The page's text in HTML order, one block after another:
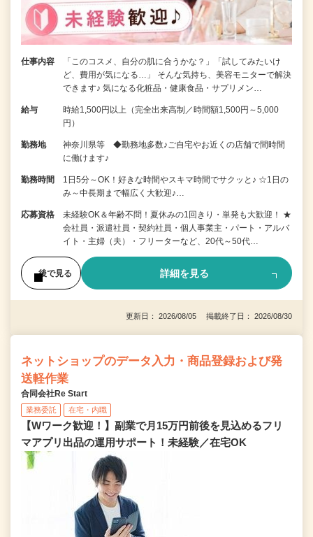
仕事内容
「このコスメ、自分の肌に合うかな？」「試してみたいけ
ど、費用が気になる…」 そんな気持ち、美容モニターで解決
できます♪ 気になる化粧品・健康食品・サプリメン…
給与
時給1,500円以上（完全出来高制／時間額1,500円～5,000
円）
勤務地
神奈川県等 ◆勤務地多数♪ご自宅やお近くの店舗で間時間
に働けます♪
勤務時間
1日5分～OK！好きな時間やスキマ時間でサクッと♪ ☆1日の
み～中長期まで幅広く大歓迎♪…
応募資格
未経験OK＆年齢不問！夏休みの1回きり・単発も大歓迎！ ★
会社員・派遣社員・契約社員・個人事業主・パート・アルバ
イト・主婦（夫）・フリーターなど、20代～50代…
後で見る 詳細を見る
更新日： 2026/08/05 掲載終了日： 2026/08/30
ネットショップのデータ入力・商品登録および発
送軽作業
合同会社Re Start
業務委託 在宅・内職
【Wワーク歓迎！】副業で月15万円前後を見込めるフリ
マアプリ出品の運用サポート！未経験／在宅OK